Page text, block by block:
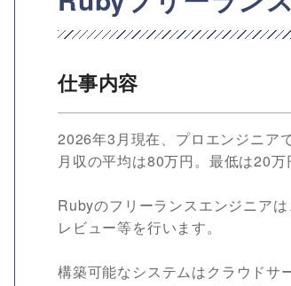
仕事内容
2026年3月現在、プロエンジニア
月収の平均は80万円。最低は20万
Rubyのフリーランスエンジニア
レビュー等を行います。
構築可能なシステムはクラウドサ